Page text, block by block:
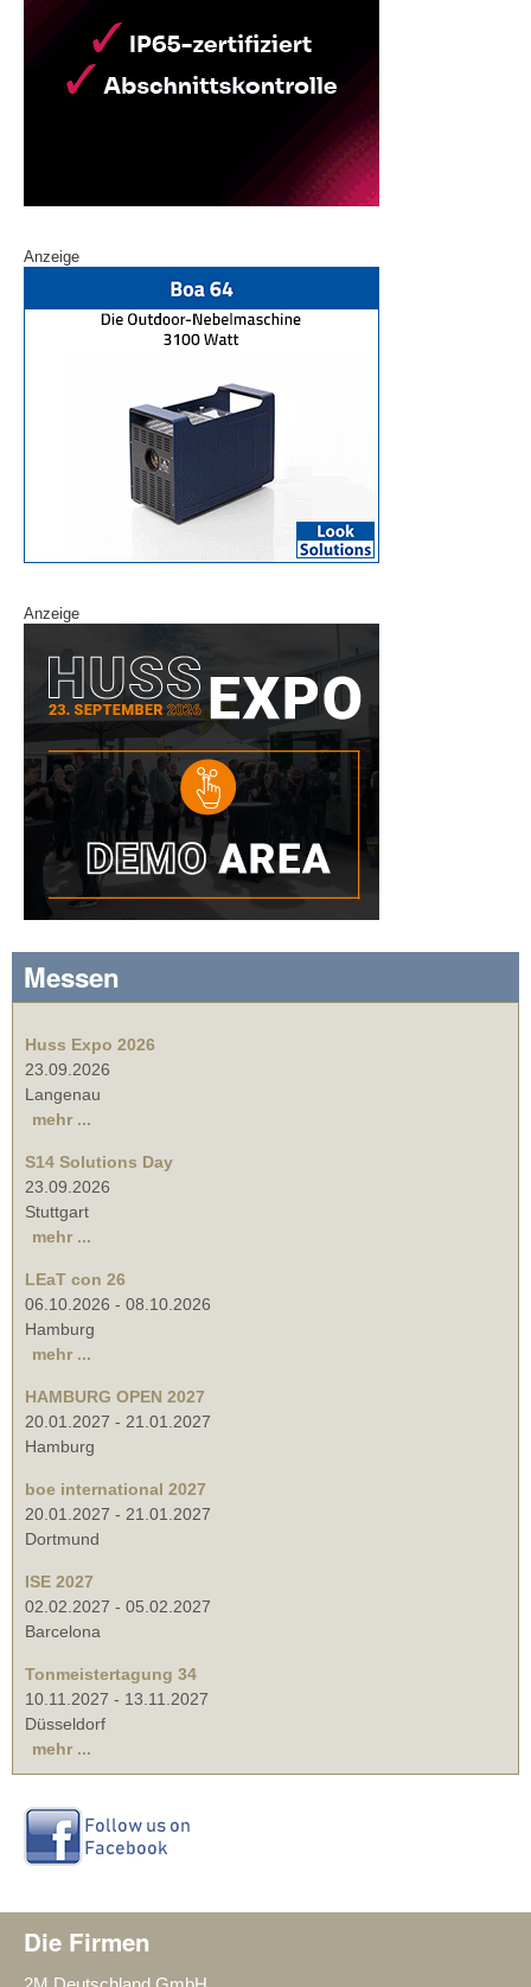
Anzeige
Anzeige
Messen
Huss Expo 2026
23.09.2026
Langenau
mehr ...
S14 Solutions Day
23.09.2026
Stuttgart
mehr ...
LEaT con 26
06.10.2026 - 08.10.2026
Hamburg
mehr ...
HAMBURG OPEN 2027
20.01.2027 - 21.01.2027
Hamburg
boe international 2027
20.01.2027 - 21.01.2027
Dortmund
ISE 2027
02.02.2027 - 05.02.2027
Barcelona
Tonmeistertagung 34
10.11.2027 - 13.11.2027
Düsseldorf
mehr ...
Die Firmen